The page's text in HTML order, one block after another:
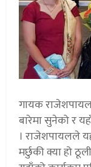
गायक
बारेमा सुनेको र
। राजेशपायलले
मर्छुकी क्या हो